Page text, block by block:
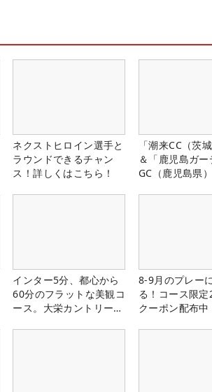
ネクストヒロイン選手と
ラウンドできるチャン
ス！詳しくはこちら！
「潮来CC（茨
＆「鹿児島ガー
GC（鹿児島県
インター5分、都心から
60分のフラットな美観コ
ース。大栄カントリー俱
8-9月のプレー
る！コース限
クーポン配布中